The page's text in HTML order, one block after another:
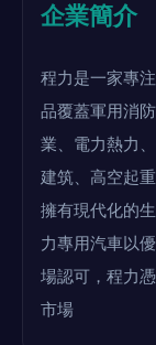
企業簡介
程力是一家專
品覆蓋軍用消
業、電力熱力
建筑、高空起
擁有現代化的
力專用汽車以
場認可，程力
市場